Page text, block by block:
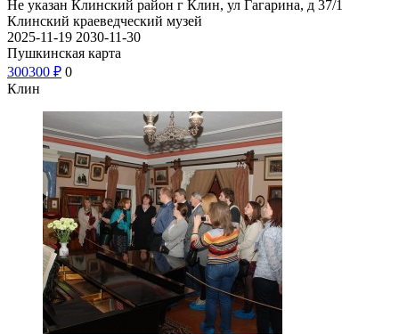
Не указан Клинский район г Клин, ул Гагарина, д 37/1
Клинский краеведческий музей
2025-11-19 2030-11-30
Пушкинская карта
300300 ₽ 0
Клин